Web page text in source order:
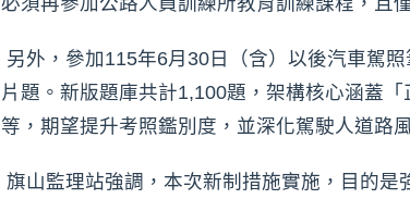
另外，參加115年6月30日（含）以後汽車駕
片題。新版題庫共計1,100題，架構核心涵蓋
等，期望提升考照鑑別度，並深化駕駛人道路
旗山監理站強調，本次新制措施實施，目的